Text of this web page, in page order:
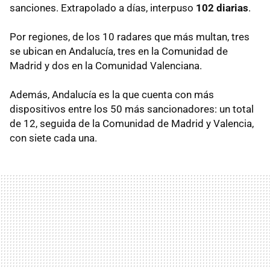
sanciones. Extrapolado a días, interpuso 102 diarias.
Por regiones, de los 10 radares que más multan, tres
se ubican en Andalucía, tres en la Comunidad de
Madrid y dos en la Comunidad Valenciana.
Además, Andalucía es la que cuenta con más
dispositivos entre los 50 más sancionadores: un total
de 12, seguida de la Comunidad de Madrid y Valencia,
con siete cada una.